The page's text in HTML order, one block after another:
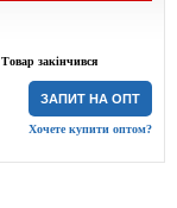
Товар закінчився
ЗАПИТ НА ОПТ
Хочете купити оптом?